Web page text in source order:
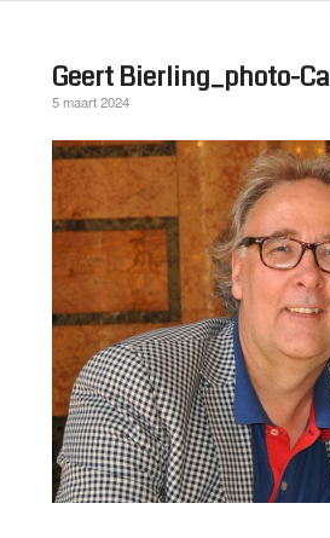
Geert Bierling_photo-
5 maart 2024